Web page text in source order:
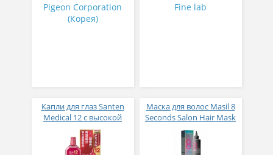
Pigeon Corporation
(Корея)
Fine lab
Капли для глаз Santen
Medical 12 с высокой
концентрацией
активных компонентов
12 мл
Маска для волос Masil 8
Seconds Salon Hair Mask
200 мл